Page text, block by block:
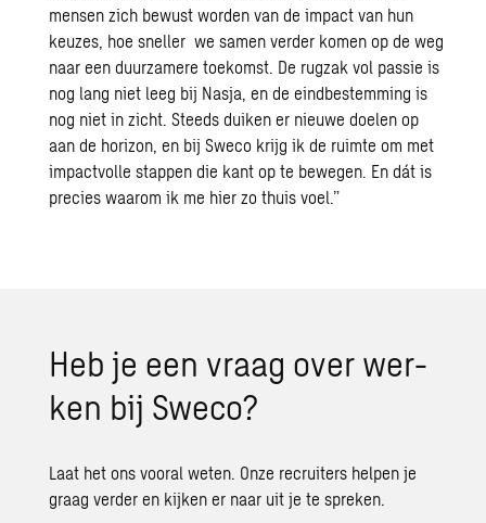
mensen zich bewust worden van de impact van hun
keuzes, hoe sneller we samen verder komen op de weg
naar een duurzamere toekomst. De rugzak vol passie is
nog lang niet leeg bij Nasja, en de eindbestemming is
nog niet in zicht. Steeds duiken er nieuwe doelen op
aan de horizon, en bij Sweco krijg ik de ruimte om met
impactvolle stappen die kant op te bewegen. En dát is
precies waarom ik me hier zo thuis voel.”
Heb je een vraag over wer­
ken bij Sweco?
Laat het ons vooral weten. Onze recruiters helpen je
graag verder en kijken er naar uit je te spreken.